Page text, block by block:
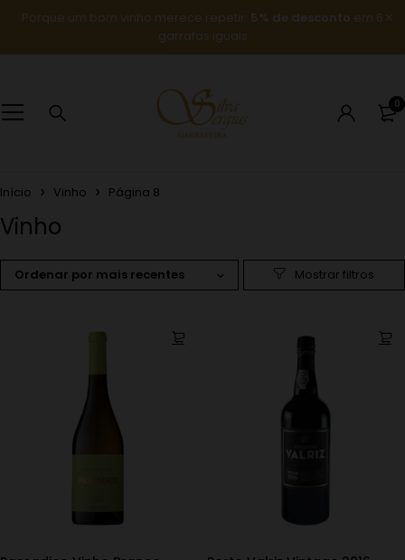
Porque um bom vinho merece repetir: 5% de desconto em 6
garrafas iguais
0
Início Vinho Página 8
Vinho
Ordenar por mais recentes